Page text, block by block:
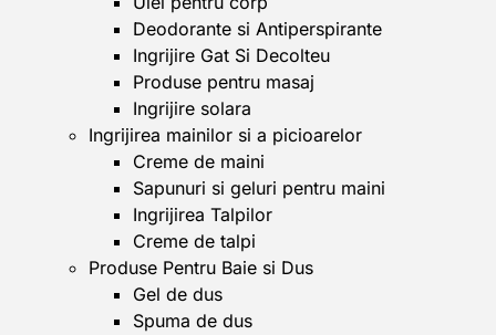
Deodorante si Antiperspirante
Ingrijire Gat Si Decolteu
Produse pentru masaj
Ingrijire solara
Ingrijirea mainilor si a picioarelor
Creme de maini
Sapunuri si geluri pentru maini
Ingrijirea Talpilor
Creme de talpi
Produse Pentru Baie si Dus
Gel de dus
Spuma de dus